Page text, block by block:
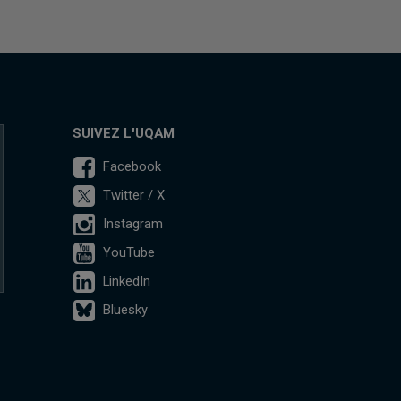
SUIVEZ L'UQAM
Facebook
Twitter / X
Instagram
YouTube
LinkedIn
Bluesky